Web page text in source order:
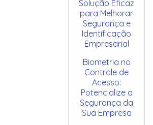
Solução Eficaz
para Melhorar
Segurança e
Identificação
Empresarial
Biometria no
Controle de
Acesso:
Potencialize a
Segurança da
Sua Empresa